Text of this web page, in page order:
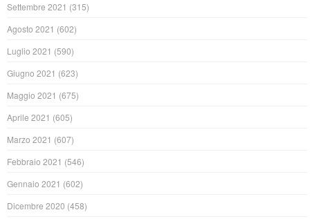
Settembre 2021 (315)
Agosto 2021 (602)
Luglio 2021 (590)
Giugno 2021 (623)
Maggio 2021 (675)
Aprile 2021 (605)
Marzo 2021 (607)
Febbraio 2021 (546)
Gennaio 2021 (602)
Dicembre 2020 (458)